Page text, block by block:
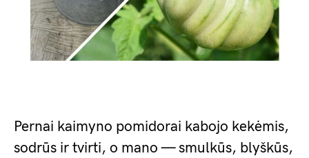
Pernai kaimyno pomidorai kabojo kekėmis,
sodrūs ir tvirti, o mano — smulkūs, blyškūs,